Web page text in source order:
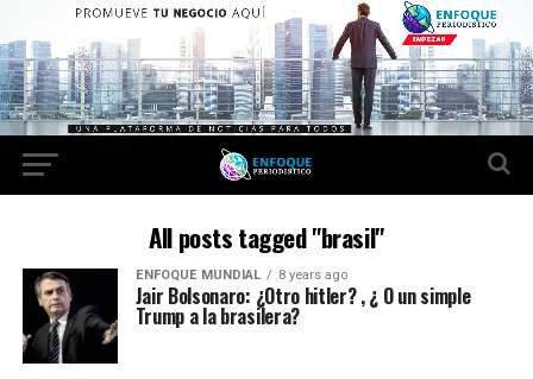
All posts tagged "brasil"
ENFOQUE MUNDIAL 8 years ago
Jair Bolsonaro: ¿Otro hitler? , ¿ O un simple
Trump a la brasilera?